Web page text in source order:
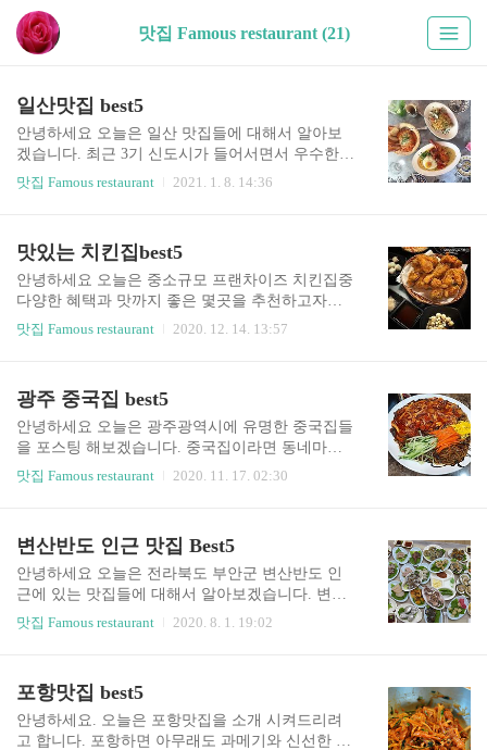
맛집 Famous restaurant (21)
일산맛집 best5
안녕하세요 오늘은 일산 맛집들에 대해서 알아보
겠습니다. 최근 3기 신도시가 들어서면서 우수한
인프라들이 많이 들어오고 있는 도시이지요. 서울
있는 도시입니다. 1.양지미식당 첫번째 일산맛집은
양지미 식당입니다. 저는 개인적으로 이곳의 커리
를 좋아하는데요. 화덕치킨과 커리는 제가 인도여
행갔을 때 먹었던 음식들과 비교할때, 매우 맛있습
니다. 이국적인 분위기를 물씬 풍기는 외관을 지나
다. 이곳의 시그니처 메뉴는 로스트 치킨과 커리로
옐로 커리가 좋습니다. 맛있게 구워진 치킨..
맛집 Famous restaurant 2021. 1. 8. 14:36
맛있는 치킨집best5
안녕하세요 오늘은 중소규모 프랜차이즈 치킨집중
다양한 혜택과 맛까지 좋은 몇곳을 추천하고자합
니다. 요즘 코로나로 인해서 배달 혹은 테이크 아웃
다. 광주 전남지역을 중심으로 성업중인 중소규모
의 프랜차이즈인데요. 청양간장이 특히 유명합니
다. 김삿갓의 특징은 테이크 아웃을 하면 2000원을
할인해준다는 것인데요. 후라이드 1마리 가격이 12
000원으로 굉장히 저렴합니다. 거기에 포장으로 20
다. 2. 88켄터키 전국적으로 체인점이 많아서 접근
성이 좋습니다. 3. 썬더치킨 세번째..
맛집 Famous restaurant 2020. 12. 14. 13:57
광주 중국집 best5
안녕하세요 오늘은 광주광역시에 유명한 중국집들
을 포스팅 해보겠습니다. 중국집이라면 동네마다
다 있고, 자장면이야 어딜가나 똑같을 것이라고 생
장으로 유명하지요. 그리고 식당들이 간을 잘하기
로 유명해서인지는 몰라도 광주지역 중국요리들이
저의 입맛에는 괜찮더라구요. 1. 유향 이런 비주얼
의 쟁반자장이 시그지처 메뉴인 유향입니다. 광주
내에서도 유명한 중국집으로 꼽히는 곳인데요. 점
으로 가봤는데 변치않는 맛을 유지하고 있었습니
다. 보통 식당이 확장이전을 하면 맛이 변하기 마련
인..
맛집 Famous restaurant 2020. 11. 17. 02:30
변산반도 인근 맛집 Best5
안녕하세요 오늘은 전라북도 부안군 변산반도 인
근에 있는 맛집들에 대해서 알아보겠습니다. 변산
반도는 펜션, 리조트, 민박도 많고 뒤로는 산이고
으로 사회적 거리두기가 되는 곳입니다. 저도 대학
생때 엠티를 변산반도로 갔었는데요. 옛생각도 나
고 해서 이렇게 포스팅을 올려봅니다. 여행가실때,
맛집 Famous restaurant 2020. 8. 1. 19:02
포항맛집 best5
안녕하세요. 오늘은 포항맛집을 소개 시켜드리려
고 합니다. 포항하면 아무래도 과메기와 신선한 해